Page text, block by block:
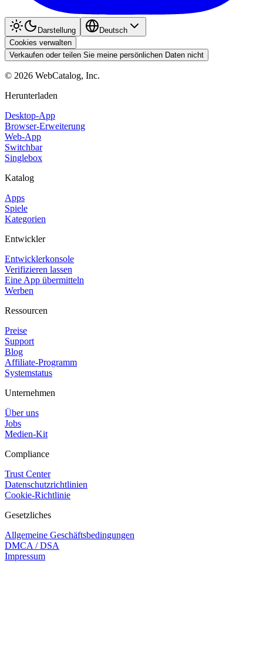
Darstellung
Deutsch
Cookies verwalten
Verkaufen oder teilen Sie meine persönlichen Daten nicht
© 2026 WebCatalog, Inc.
Herunterladen
Desktop-App
Browser-Erweiterung
Web-App
Switchbar
Singlebox
Katalog
Apps
Spiele
Kategorien
Entwickler
Entwicklerkonsole
Verifizieren lassen
Eine App übermitteln
Werben
Ressourcen
Preise
Support
Blog
Affiliate-Programm
Systemstatus
Unternehmen
Über uns
Jobs
Medien-Kit
Compliance
Trust Center
Datenschutzrichtlinien
Cookie-Richtlinie
Gesetzliches
Allgemeine Geschäftsbedingungen
DMCA / DSA
Impressum